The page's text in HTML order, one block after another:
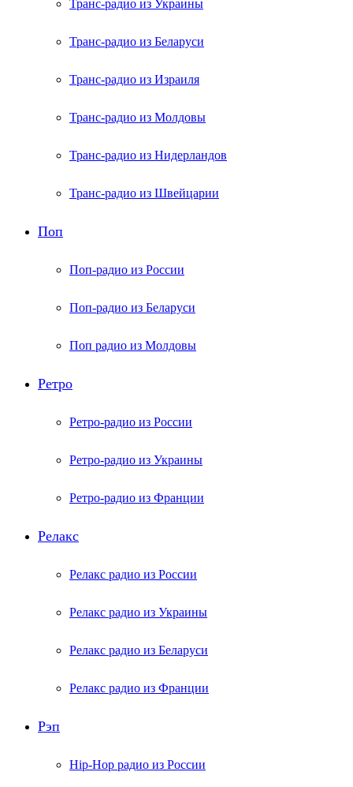
Транс-радио из Украины
Транс-радио из Беларуси
Транс-радио из Израиля
Транс-радио из Молдовы
Транс-радио из Нидерландов
Транс-радио из Швейцарии
Поп
Поп-радио из России
Поп-радио из Беларуси
Поп радио из Молдовы
Ретро
Ретро-радио из России
Ретро-радио из Украины
Ретро-радио из Франции
Релакс
Релакс радио из России
Релакс радио из Украины
Релакс радио из Беларуси
Релакс радио из Франции
Рэп
Hip-Hop радио из России